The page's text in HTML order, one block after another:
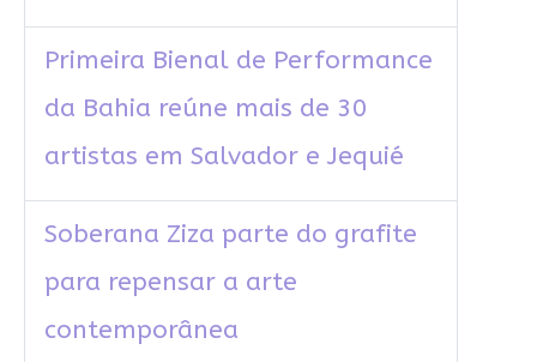
Primeira Bienal de Performance
da Bahia reúne mais de 30
artistas em Salvador e Jequié
Soberana Ziza parte do grafite
para repensar a arte
contemporânea